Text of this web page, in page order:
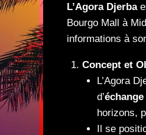
L’Agora Djerba
Bourgo Mall à
informations à
Concept et
L’Agora
d’échange
horizons,
Il se